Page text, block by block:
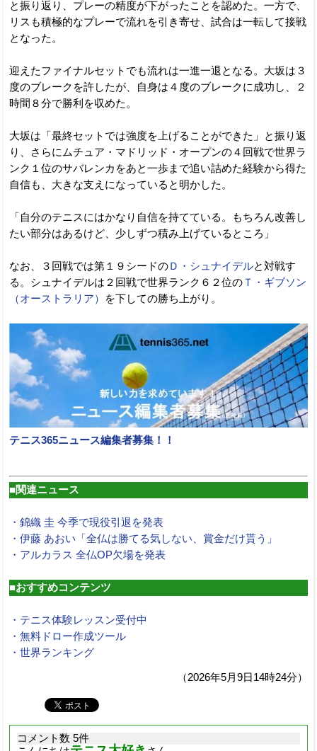
と振り返り、プレーの精度が下がったことを認めた。一方で、
リスも積極的なプレーで流れを引き寄せ、試合は一転して接戦
となった。
迎えたファイナルセットでも流れは一進一退となる。大坂は３
度のブレークを許したが、自身は４度のブレークに成功し、２
時間８分で勝利を収めた。
大坂は「最終セットでは強度を上げることができた」と振り返
り、さらにムチュア・マドリッド・オープンの４回戦で世界ラ
ンク１位のサバレンカをあと一歩まで追い詰めた経験から得た
自信も、大きな支えになっていると明かした。
「自分のテニスにはかなり自信を持てている。もちろん改善し
たい部分はあるけど、少しずつ積み上げているところ」
なお、３回戦では第１９シードのＤ・シュナイデルと対戦す
る。シュナイデルは２回戦で世界ランク６２位の Ｔ・ギブソン
（オーストラリア）
を下しての勝ち上がり。
テニス365ニュース編集者募集！！
■関連ニュース
・錦織 圭 今季で現役引退を発表
・伊藤 あおい「全仏は勝てる気しない、賞金だけ貰う」
・アルカラス 全仏OP欠場を発表
■おすすめコンテンツ
・テニス体験レッスン受付中
・無料ドロー作成ツール
・世界ランキング
（2026年5月9日14時24分）
コメント数 5件